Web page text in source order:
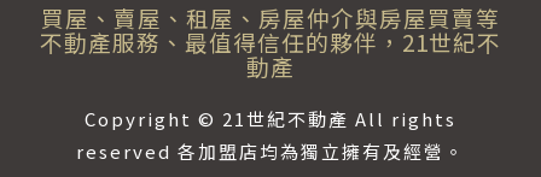
買屋、賣屋、租屋、房屋仲介與房屋買賣等
不動產服務、最值得信任的夥伴，21世紀不
動產
Copyright © 21世紀不動產 All rights
reserved 各加盟店均為獨立擁有及經營。